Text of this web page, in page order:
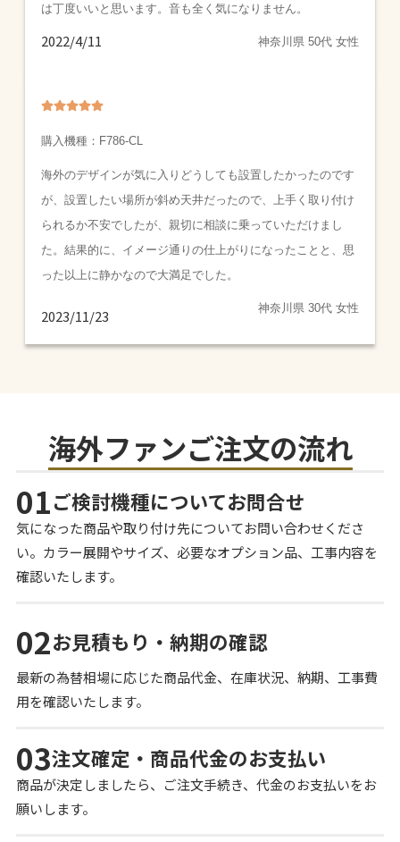
は丁度いいと思います。音も全く気になりません。
2022/4/11 神奈川県 50代 女性
購入機種： F786-CL
海外のデザインが気に入りどうしても設置したかったのです
が、設置したい場所が斜め天井だったので、上手く取り付け
られるか不安でしたが、親切に相談に乗っていただけまし
た。 結果的に、イメージ通りの仕上がりになったことと、思
った以上に静かなので大満足でした。
2023/11/23 神奈川県 30代 女性
海外ファンご注文の流れ
01ご検討機種についてお問合せ
気になった商品や取り付け先についてお問い合わせくださ
い。カラー展開やサイズ、必要なオプション品、工事内容を
確認いたします。
02お見積もり・納期の確認
最新の為替相場に応じた商品代金、在庫状況、納期、工事費
用を確認いたします。
03注文確定・商品代金のお支払い
商品が決定しましたら、ご注文手続き、代金のお支払いをお
願いします。